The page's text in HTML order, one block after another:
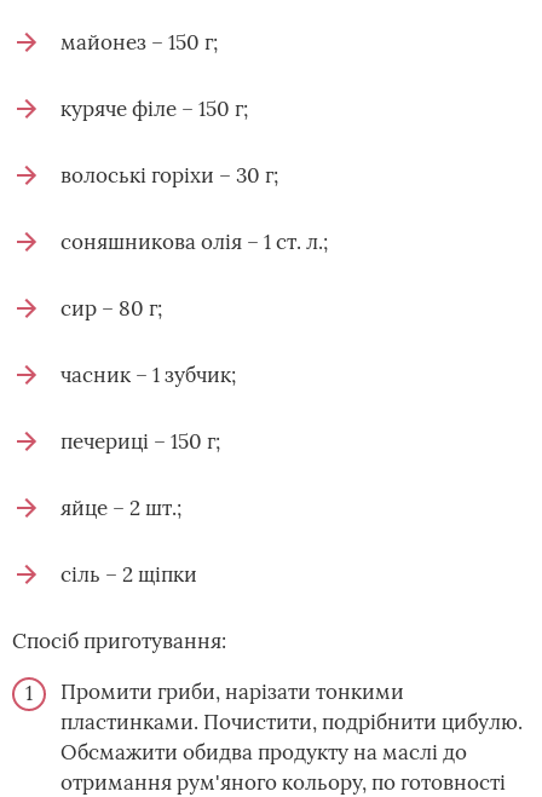
майонез – 150 г;
куряче філе – 150 г;
волоські горіхи – 30 г;
соняшникова олія – 1 ст. л.;
сир – 80 г;
часник – 1 зубчик;
печериці – 150 г;
яйце – 2 шт.;
сіль – 2 щіпки
Спосіб приготування:
Промити гриби, нарізати тонкими
пластинками. Почистити, подрібнити цибулю.
Обсмажити обидва продукту на маслі до
отримання рум'яного кольору, по готовності